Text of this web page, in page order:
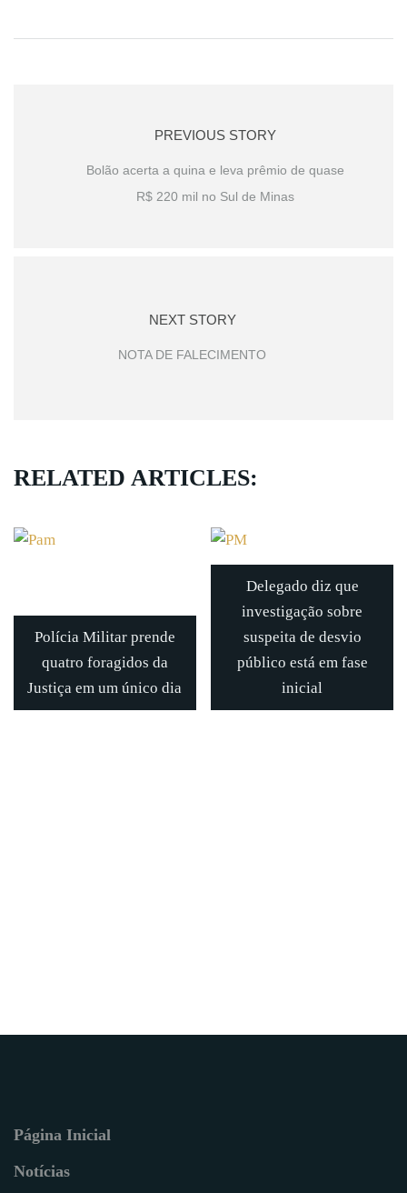
PREVIOUS STORY
Bolão acerta a quina e leva prêmio de quase
R$ 220 mil no Sul de Minas
NEXT STORY
NOTA DE FALECIMENTO
RELATED ARTICLES:
Polícia Militar prende
quatro foragidos da
Justiça em um único dia
Delegado diz que
investigação sobre
suspeita de desvio
público está em fase
inicial
Página Inicial
Notícias